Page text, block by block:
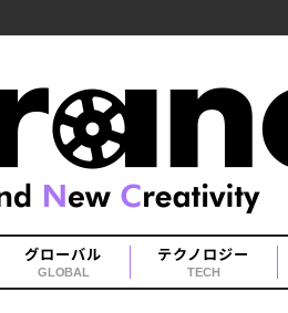
グローバル
GLOBAL
テクノロジー
TECH